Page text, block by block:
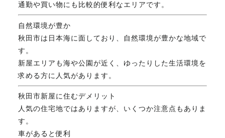
通勤や買い物にも比較的便利なエリアです。
自然環境が豊か
秋田市は日本海に面しており、自然環境が豊かな地域で
す。
新屋エリアも海や公園が近く、ゆったりした生活環境を
求める方に人気があります。
秋田市新屋に住むデメリット
人気の住宅地ではありますが、いくつか注意点もありま
す。
車があると便利